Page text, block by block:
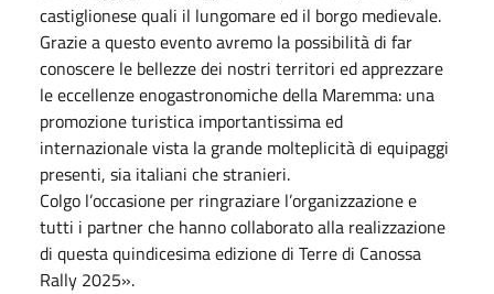
castiglionese quali il lungomare ed il borgo medievale.
Grazie a questo evento avremo la possibilità di far
conoscere le bellezze dei nostri territori ed apprezzare
le eccellenze enogastronomiche della Maremma: una
promozione turistica importantissima ed
internazionale vista la grande molteplicità di equipaggi
presenti, sia italiani che stranieri.
Colgo l’occasione per ringraziare l’organizzazione e
tutti i partner che hanno collaborato alla realizzazione
di questa quindicesima edizione di Terre di Canossa
Rally 2025».